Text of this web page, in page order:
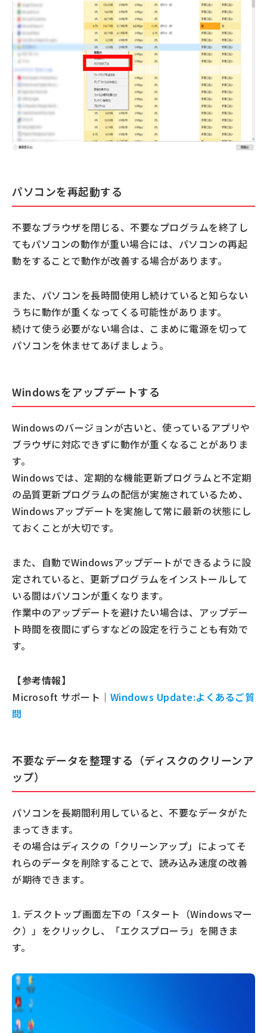
パソコンを再起動する
不要なブラウザを閉じる、不要なプログラムを終了し
てもパソコンの動作が重い場合には、パソコンの再起
動をすることで動作が改善する場合があります。
また、パソコンを長時間使用し続けていると知らない
うちに動作が重くなってくる可能性があります。
続けて使う必要がない場合は、こまめに電源を切って
パソコンを休ませてあげましょう。
Windowsをアップデートする
Windowsのバージョンが古いと、使っているアプリや
ブラウザに対応できずに動作が重くなることがありま
す。
Windowsでは、定期的な機能更新プログラムと不定期
の品質更新プログラムの配信が実施されているため、
Windowsアップデートを実施して常に最新の状態にし
ておくことが大切です。
また、自動でWindowsアップデートができるように設
定されていると、更新プログラムをインストールして
いる間はパソコンが重くなります。
作業中のアップデートを避けたい場合は、アップデー
ト時間を夜間にずらすなどの設定を行うことも有効で
す。
【参考情報】
Microsoft サポート｜ Windows Update:よくあるご質
問
不要なデータを整理する（ディスクのクリーンア
ップ）
パソコンを長期間利用していると、不要なデータがた
まってきます。
その場合はディスクの「クリーンアップ」によってそ
れらのデータを削除することで、読み込み速度の改善
が期待できます。
1. デスクトップ画面左下の「スタート（Windowsマー
ク）」をクリックし、「エクスプローラ」を開きま
す。